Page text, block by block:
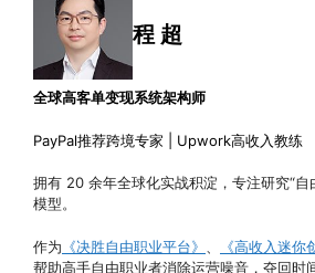
程 超
全球高客单变现系统架构师
PayPal推荐跨境专家 | Upwork高收入教练
拥有 20 余年全球化实战积淀，专注研究“自
模型。
作为 《决胜自由职业平台》 《高收入迷你
帮助高手自由职业者消除运营噪音，夺回时